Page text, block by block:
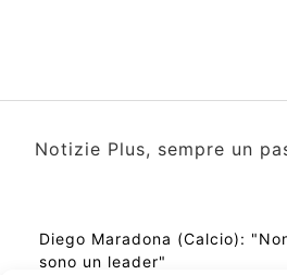
Notizie Plus, sempre un
Diego Maradona (Calcio):
sono un leader"